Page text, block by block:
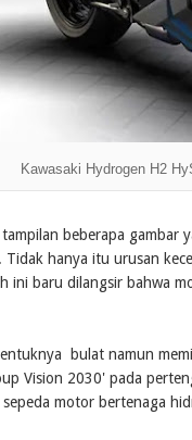
Kawasaki Hydrogen H2
beberapa gambar
hanya itu urusan
ini baru dilangsir bahwa
bulat namun
Vision 2030' pada
motor bertenaga